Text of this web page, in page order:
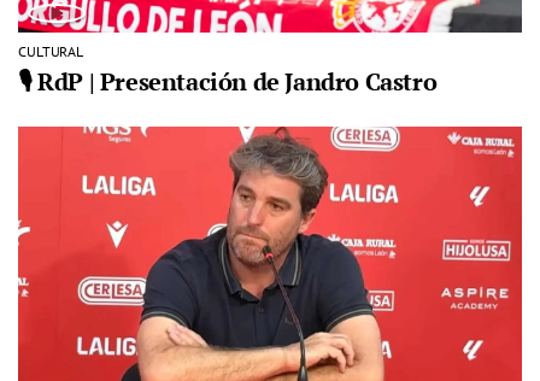
CULTURAL
🎙️ RdP | Presentación de Jandro Castro